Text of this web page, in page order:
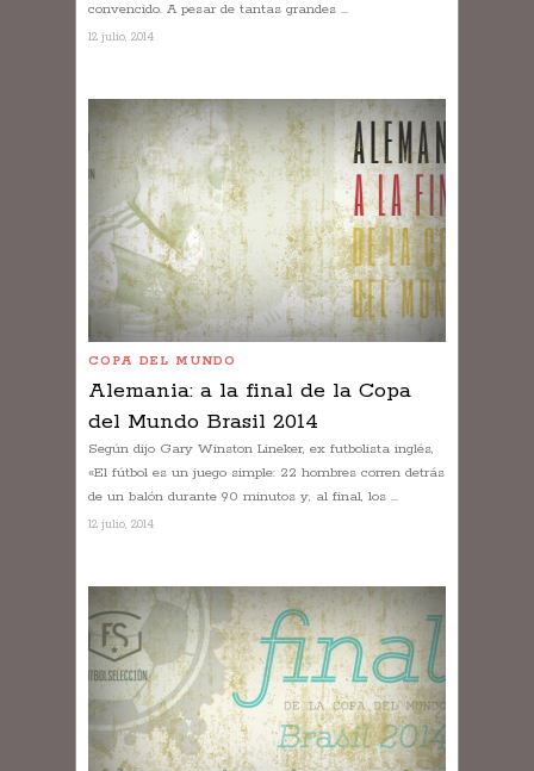
convencido. A pesar de tantas grandes ...
12 julio, 2014
COPA DEL MUNDO
Alemania: a la final de la Copa
del Mundo Brasil 2014
Según dijo Gary Winston Lineker, ex futbolista inglés,
«El fútbol es un juego simple: 22 hombres corren detrás
de un balón durante 90 minutos y, al final, los ...
12 julio, 2014